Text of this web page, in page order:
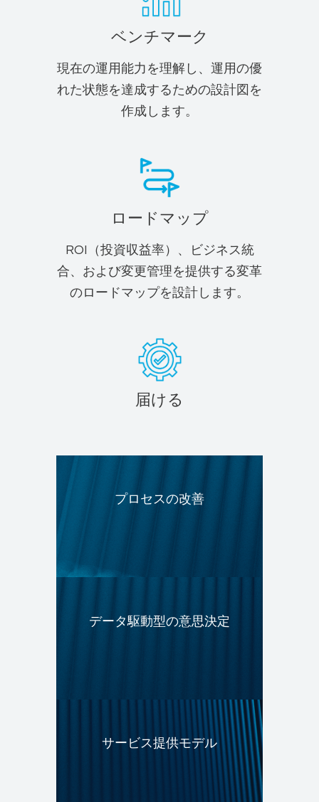
ベンチマーク
現在の運用能力を理解し、運用の優
れた状態を達成するための設計図を
作成します。
ロードマップ
ROI（投資収益率）、ビジネス統
合、および変更管理を提供する変革
のロードマップを設計します。
届ける
プロセスの改善
データ駆動型の意思決定
サービス提供モデル